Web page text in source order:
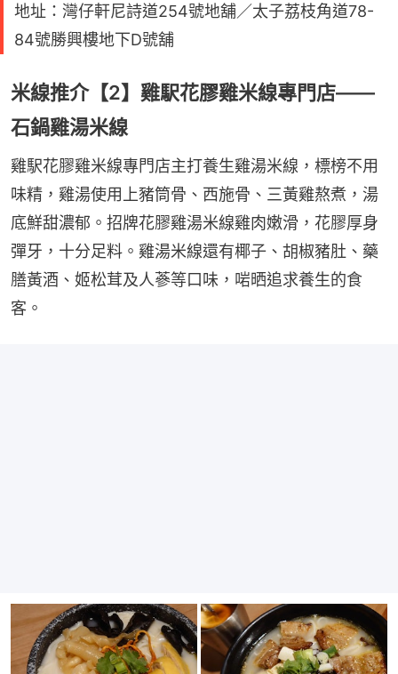
地址：灣仔軒尼詩道254號地舖／太子荔枝角道78-
84號勝興樓地下D號舖
米線推介【2】雞駅花膠雞米線專門店——
石鍋雞湯米線
雞駅花膠雞米線專門店主打養生雞湯米線，標榜不用
味精，雞湯使用上豬筒骨、西施骨、三黃雞熬煮，湯
底鮮甜濃郁。招牌花膠雞湯米線雞肉嫩滑，花膠厚身
彈牙，十分足料。雞湯米線還有椰子、胡椒豬肚、藥
膳黃酒、姬松茸及人蔘等口味，啱晒追求養生的食
客。